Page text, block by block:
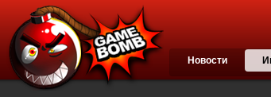
Новости